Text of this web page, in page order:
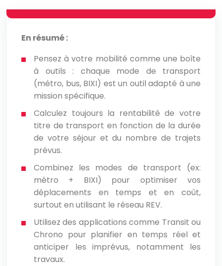
En résumé :
Pensez à votre mobilité comme une boîte
à outils : chaque mode de transport
(métro, bus, BIXI) est un outil adapté à une
mission spécifique.
Calculez toujours la rentabilité de votre
titre de transport en fonction de la durée
de votre séjour et du nombre de trajets
prévus.
Combinez les modes de transport (ex:
métro + BIXI) pour optimiser vos
déplacements en temps et en coût,
surtout en utilisant le réseau REV.
Utilisez des applications comme Transit ou
Chrono pour planifier en temps réel et
anticiper les imprévus, notamment les
travaux.